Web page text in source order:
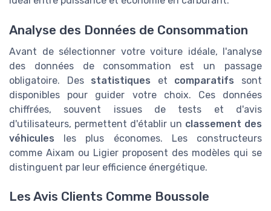
Analyse des Données de Consommation
Avant de sélectionner votre voiture idéale, l'analyse
des données de consommation est un passage
obligatoire. Des statistiques et comparatifs sont
disponibles pour guider votre choix. Ces données
chiffrées, souvent issues de tests et d'avis
d'utilisateurs, permettent d'établir un classement des
véhicules les plus économes. Les constructeurs
comme Aixam ou Ligier proposent des modèles qui se
distinguent par leur efficience énergétique.
Les Avis Clients Comme Boussole